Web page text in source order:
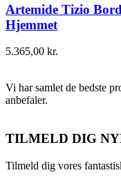
Artemide Tizio
Hjemmet
5.365,00 kr.
Vi har samlet de bedste
anbefaler.
TILMELD DIG
Tilmeld dig vores